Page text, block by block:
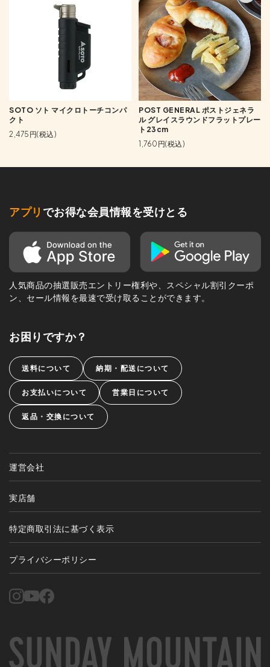
SOTO ソト マイクロトーチコンパ
クト
2,475円(税込)
POST GENERAL ポストジェネラ
ル グレイスラウンドフラットプレー
ト23cm
1,760円(税込)
アプリ でお得な会員情報を受けとる
人気商品の抽選販売エントリー権利や、スペシャル割引クーポ
ン、セール情報を最速で受け取ることができます。
お困りですか？
送料について 納期・配送について
お支払いについて 営業日について
返品・交換について
運営会社
実店舗
特定商取引法に基づく表示
プライバシーポリシー